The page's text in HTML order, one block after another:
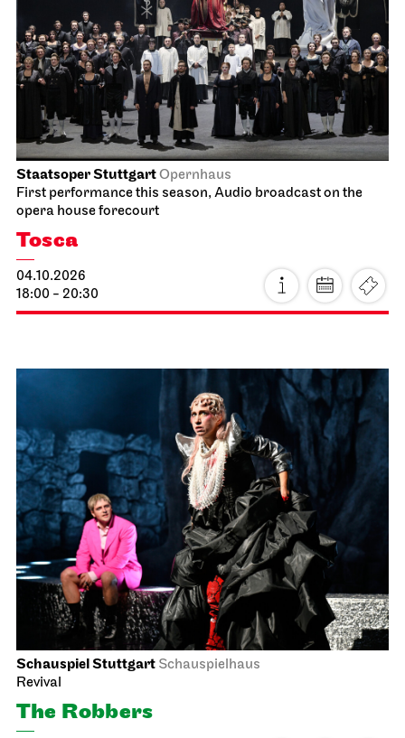
Staatsoper StuttgartOpernhaus
First performance this season, Audio broadcast on the
opera house forecourt
Tosca
04.10.2026
18:00 - 20:30
Schauspiel Stuttgart Schauspielhaus
Revival
The Robbers